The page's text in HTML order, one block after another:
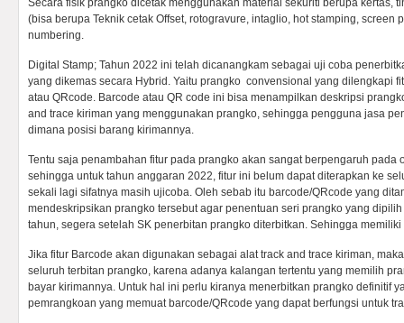
Secara fisik prangko dicetak menggunakan material sekuriti berupa kertas,
(bisa berupa Teknik cetak Offset, rotogravure, intaglio, hot stamping, screen
numbering.
Digital Stamp; Tahun 2022 ini telah dicanangkam sebagai uji coba
yang dikemas secara Hybrid. Yaitu prangko convensional yang dilengkapi
atau QRcode. Barcode atau QR code ini bisa menampilkan deskripsi
and trace kiriman yang menggunakan prangko, sehingga pengguna jasa
dimana posisi barang kirimannya.
Tentu saja penambahan fitur pada prangko akan sangat berpengaruh pada
sehingga untuk tahun anggaran 2022, fitur ini belum dapat diterapkan ke
sekali lagi sifatnya masih ujicoba. Oleh sebab itu barcode/QRcode yang
mendeskripsikan prangko tersebut agar penentuan seri prangko yang
tahun, segera setelah SK penerbitan prangko diterbitkan. Sehingga
Jika fitur Barcode akan digunakan sebagai alat track and trace kiriman,
seluruh terbitan prangko, karena adanya kalangan tertentu yang memilih
bayar kirimannya. Untuk hal ini perlu kiranya menerbitkan prangko definitif
pemrangkoan yang memuat barcode/QRcode yang dapat berfungsi untuk